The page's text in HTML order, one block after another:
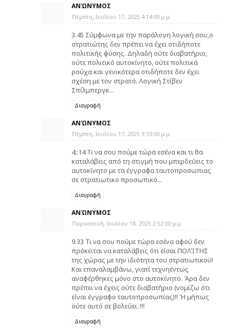
ΑΝΏΝΥΜΟΣ
Πέμπτη, Ιουλίου 17, 2025 4:14:00 μ.μ.
3.45 Σύμφωνα με την παράλογη λογική σου,ο
στρατιώτης δεν πρέπει να έχει οτιδήποτε
πολιτικής φύσης. Δηλαδή ούτε διαβατήριο,
ούτε πολιτικό αυτοκίνητο, ούτε πολιτικά
ρούχα και γενικότερα οτιδήποτε δεν έχει
σχέση με τον στρατό. Λογική Στίβεν
Σπίλμπεργκ...
Διαγραφή
ΑΝΏΝΥΜΟΣ
Πέμπτη, Ιουλίου 17, 2025 9:33:00 μ.μ.
4;:14 Τι να σου πούμε τώρα εσένα και τι θα
καταλάβεις από τη στιγμή που μπερδεύεις το
αυτοκίνητο με τα έγγραφα ταυτοπροσωπιας
σε στρατιωτικο προσωπικό...
Διαγραφή
ΑΝΏΝΥΜΟΣ
Παρασκευή, Ιουλίου 18, 2025 2:52:00 μ.μ.
9.33 Τι να σου πούμε τώρα εσένα αφού δεν
πρόκειται να καταλάβεις ότι είσαι ΠΟΛΊΤΗΣ
της χώρας με την ιδιότητα του στρατιωτικού!
Και επαναλαμβάνω, γιατί τεχνηέντως
αναφέρθηκες μόνο στο αυτοκίνητο. Άρα δεν
πρέπει να έχεις ούτε διαβατήριο (νομίζω ότι
είναι έγγραφο ταυτοπροσωπίας)!! Ή μήπως
ούτε αυτό σε βολεύει..!!!
Διαγραφή